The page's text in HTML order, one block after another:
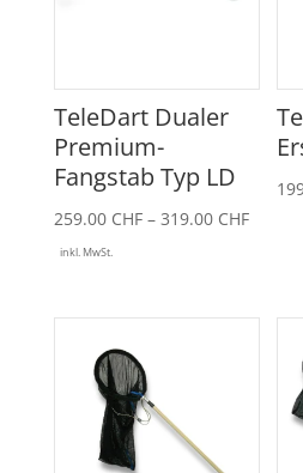
TeleDart Dualer
Premium-
Fangstab Typ LD
259.00 CHF – 319.00 CHF
inkl. MwSt.